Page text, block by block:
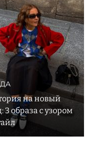
на новый
3 образа с узором